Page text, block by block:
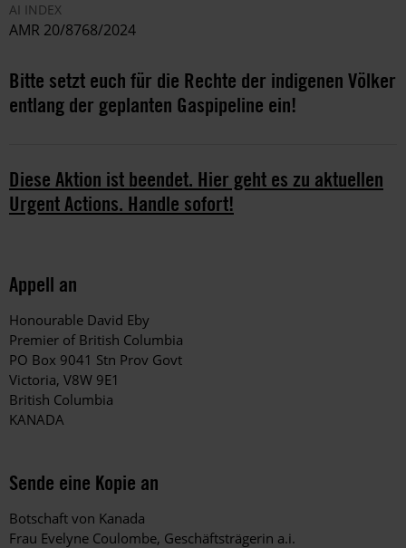
AI INDEX
AMR 20/8768/2024
Bitte setzt euch für die Rechte der indigenen Völker
entlang der geplanten Gaspipeline ein!
Diese Aktion ist beendet. Hier geht es zu aktuellen
Urgent Actions. Handle sofort!
Appell an
Honourable David Eby
Premier of British Columbia
PO Box 9041 Stn Prov Govt
Victoria, V8W 9E1
British Columbia
KANADA
Sende eine Kopie an
Botschaft von Kanada
Frau Evelyne Coulombe, Geschäftsträgerin a.i.